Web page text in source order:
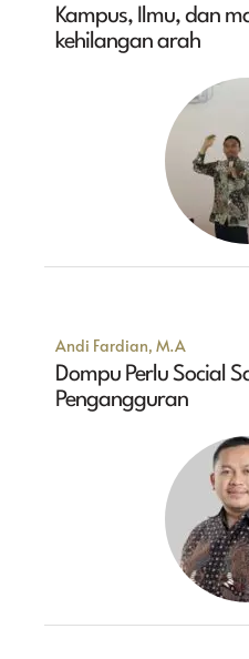
Kampus, Ilmu, dan
kehilangan arah
Andi Fardian, M.A
Dompu Perlu Social
Pengangguran